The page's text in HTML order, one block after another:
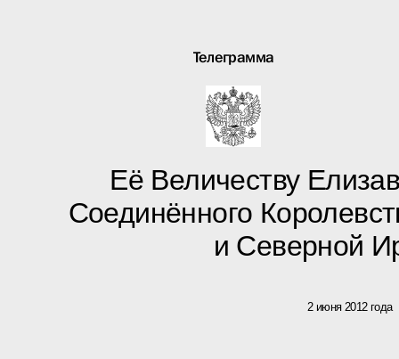
Телеграмма
Её Величеству
Соединённого
и Северной
2 июня 2012 года